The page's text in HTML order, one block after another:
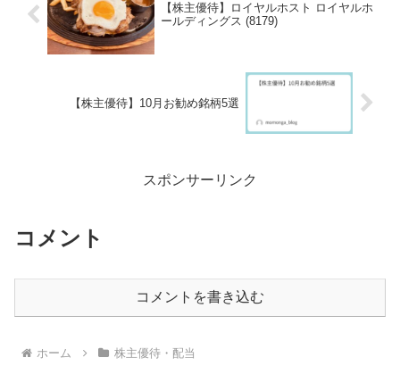
【株主優待】ロイヤルホスト ロイヤルホ
ールディングス (8179)
【株主優待】10月お勧め銘柄5選
スポンサーリンク
コメント
コメントを書き込む
ホーム 株主優待・配当